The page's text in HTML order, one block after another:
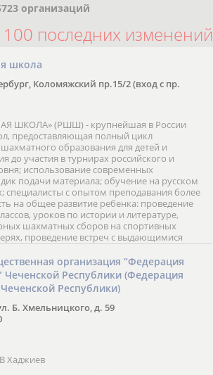
данных и
пожалуйста, вы можете
организаций
школа
Коломяжский пр.15/2 (вход с пр.
ШКОЛА» (РШШ) - крупнейшая в России
предоставляющая полный цикл
образования для детей и
до участия в турнирах российского и
использование современных
подачи материала; обучение на русском
специалисты с опытом преподавания более
на общее развитие ребенка: проведение
уроков по истории и литературе,
шахматных сборов на спортивных
проведение встреч с выдающимися
обучение; онлайн обучение в
занятий, круглые столы
и турниров.
организация “Федерация
Чеченской Республики (Федерация
Республики)